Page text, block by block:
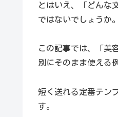
とはいえ、「どんな
ではないでしょうか。
この記事では、「美
別にそのまま使える
短く送れる定番テン
す。